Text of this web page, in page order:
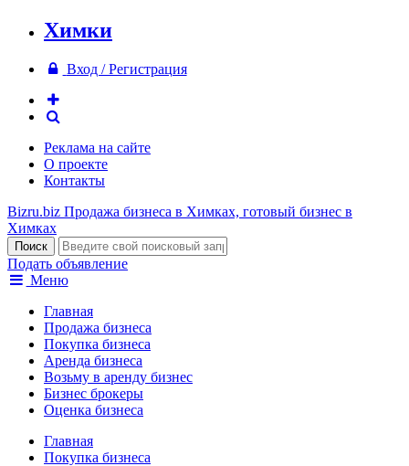
Химки
Вход / Регистрация
Реклама на сайте
О проекте
Контакты
Bizru.biz Продажа бизнеса в Химках, готовый бизнес в
Химках
Подать объявление
Меню
Главная
Продажа бизнеса
Покупка бизнеса
Аренда бизнеса
Возьму в аренду бизнес
Бизнес брокеры
Оценка бизнеса
Главная
Покупка бизнеса